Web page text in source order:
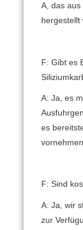
A, das aus
hergestellt
F: Gibt es
A: Ja, es
es
vornehmen.
F: Sind
A: Ja, wir
zur